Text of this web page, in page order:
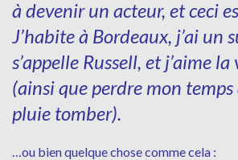
à devenir un acteur, et ceci
J’habite à Bordeaux, j’ai un
s’appelle Russell, et j’aime
(ainsi que perdre mon
pluie tomber).
…ou bien quelque chose comme cela :